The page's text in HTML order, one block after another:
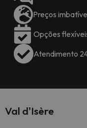
Preços
Opções
Atendimento
Val d'Isère